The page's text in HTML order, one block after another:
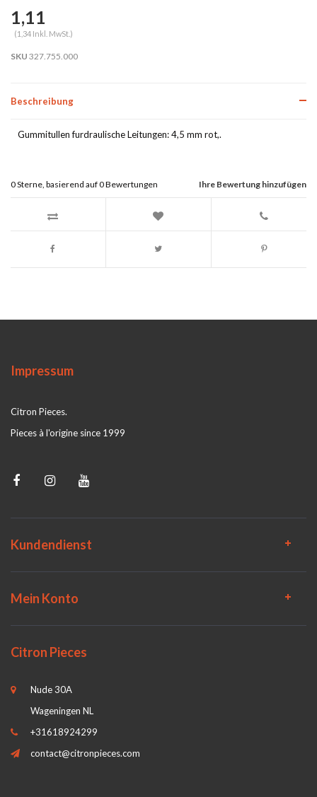
1,11
(1,34 Inkl. MwSt.)
SKU 327.755.000
Beschreibung
Gummitullen furdraulische Leitungen: 4,5 mm rot,.
Ihre Bewertung hinzufügen
0Sterne, basierend auf0Bewertungen
Impressum
Citron Pieces.
Pieces à l'origine since 1999
Kundendienst
Mein Konto
Citron Pieces
Nude 30A
Wageningen NL
+31618924299
contact@citronpieces.com